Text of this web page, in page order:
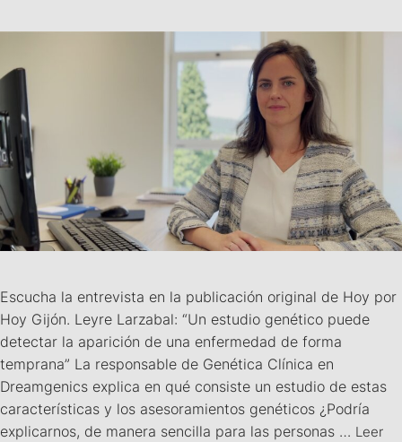
Escucha la entrevista en la publicación original de Hoy por
Hoy Gijón. Leyre Larzabal: “Un estudio genético puede
detectar la aparición de una enfermedad de forma
temprana” La responsable de Genética Clínica en
Dreamgenics explica en qué consiste un estudio de estas
características y los asesoramientos genéticos ¿Podría
explicarnos, de manera sencilla para las personas … Leer